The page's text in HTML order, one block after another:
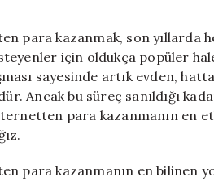
para kazanmak, son yıllarda
için oldukça popüler
sayesinde artık evden,
Ancak bu süreç sanıldığı
para kazanmanın en
para kazanmanın en bilinen